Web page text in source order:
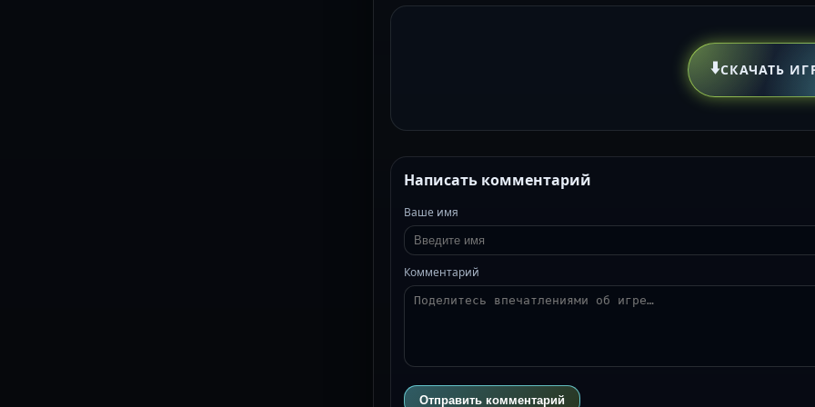
⬇️СКАЧАТЬ
Написать комментарий
Ваше имя
Комментарий
Отправить комментарий